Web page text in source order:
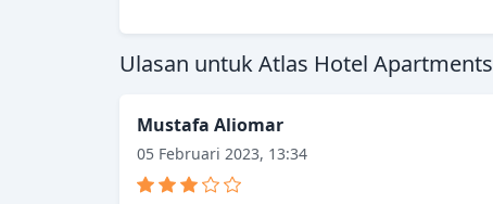
Ulasan untuk Atlas Hotel Apartments
Mustafa Aliomar
05 Februari 2023, 13:34